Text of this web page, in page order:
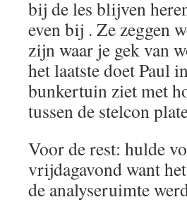
bij de les blijven
even bij . Ze zeggen
zijn waar je gek van
het laatste doet Paul
bunkertuin ziet met
tussen de stelcon
Voor de rest: hulde
vrijdagavond want
de analyseruimte